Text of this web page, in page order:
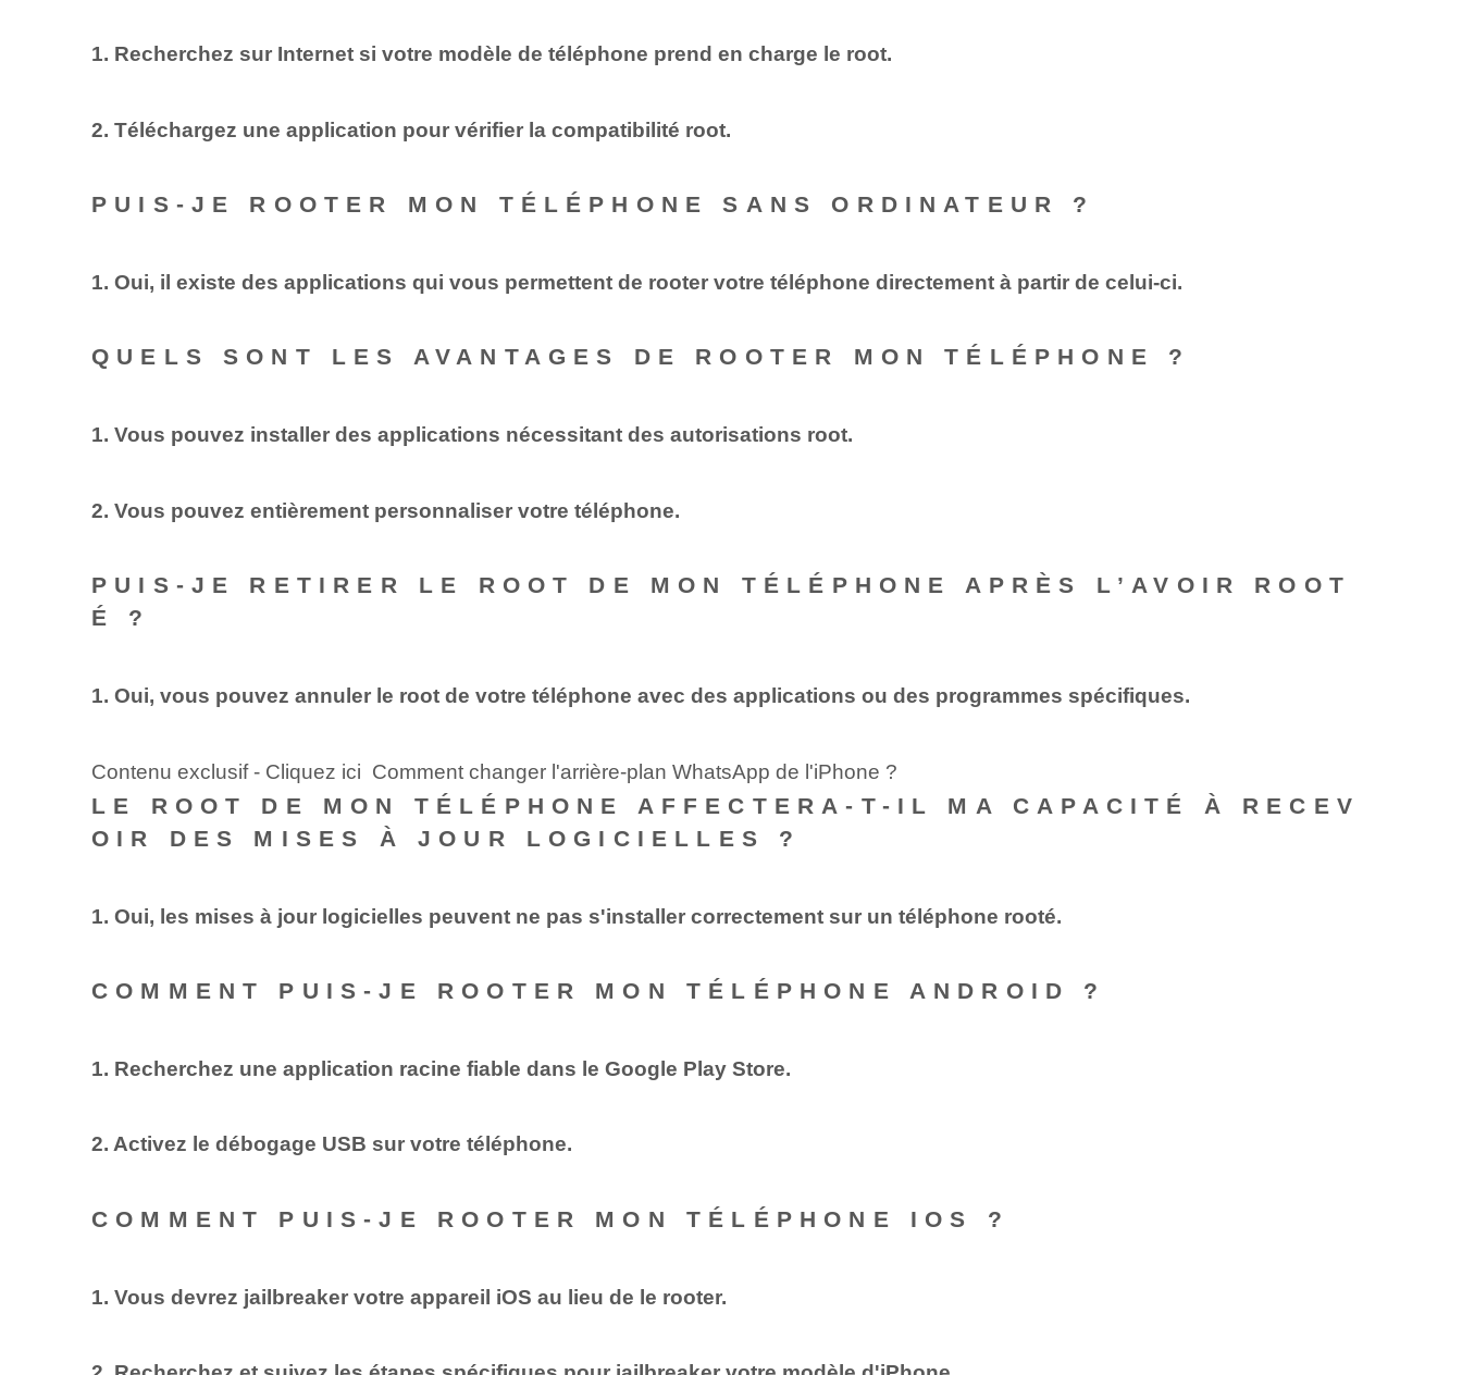
1. Recherchez sur Internet si votre modèle de téléphone prend en charge le root.
2. Téléchargez une application pour vérifier la compatibilité root.
PUIS-JE ROOTER MON TÉLÉPHONE SANS ORDINATEUR ?
1. Oui, il existe des applications qui vous permettent de rooter votre téléphone directement à partir de celui-ci.
QUELS SONT LES AVANTAGES DE ROOTER MON TÉLÉPHONE ?
1. Vous pouvez installer des applications nécessitant des autorisations root.
2. Vous pouvez entièrement personnaliser votre téléphone.
PUIS-JE RETIRER LE ROOT DE MON TÉLÉPHONE APRÈS L’AVOIR ROOT
É ?
1. Oui, vous pouvez annuler le root de votre téléphone avec des applications ou des programmes spécifiques.
Contenu exclusif - Cliquez ici Comment changer l'arrière-plan WhatsApp de l'iPhone ?
LE ROOT DE MON TÉLÉPHONE AFFECTERA-T-IL MA CAPACITÉ À RECEV
OIR DES MISES À JOUR LOGICIELLES ?
1. ‌Oui, les mises à jour logicielles peuvent ne pas s'installer correctement sur un téléphone rooté.
COMMENT PUIS-JE ROOTER MON TÉLÉPHONE ANDROID ?
1. Recherchez une application racine fiable dans le Google Play Store.
2.⁣ Activez le débogage USB sur votre téléphone.
COMMENT PUIS-JE ROOTER MON TÉLÉPHONE IOS ?
1. ‌Vous devrez jailbreaker votre appareil iOS au lieu de le rooter.